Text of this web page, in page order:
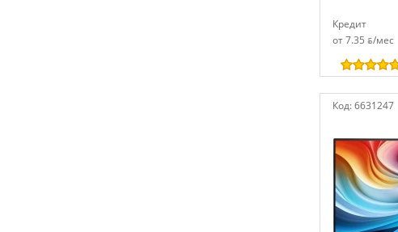
Кредит
от 7.35 ƃ/мec
Код:6631247